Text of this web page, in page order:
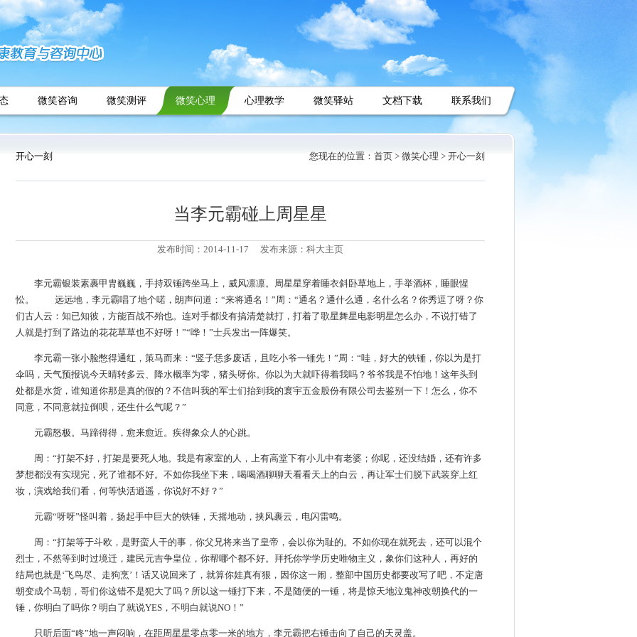
微笑咨询 微笑测评 微笑心理 心理教学 微笑驿站 文档下载 联系我们
开心一刻 您现在的位置： 首页 > 微笑心理 > 开心一刻
当李元霸碰上周星星
发布时间：2014-11-17 发布来源：科大主页
李元霸银装素裹甲胄巍巍，手持双锤跨坐马上，威风凛凛。周星星穿着睡衣斜卧草地上，手举酒杯，睡眼惺
忪。 远远地，李元霸唱了地个喏，朗声问道：“来将通名！”周：“通名？通什么通，名什么名？你秀逗了呀？你
们古人云：知已知彼，方能百战不殆也。连对手都没有搞清楚就打，打着了歌星舞星电影明星怎么办，不说打错了
人就是打到了路边的花花草草也不好呀！”“哗！”士兵发出一阵爆笑。
李元霸一张小脸憋得通红，策马而来：“竖子恁多废话，且吃小爷一锤先！”周：“哇，好大的铁锤，你以为是打
伞吗，天气预报说今天晴转多云、降水概率为零，猪头呀你。你以为大就吓得着我吗？爷爷我是不怕地！这年头到
处都是水货，谁知道你那是真的假的？不信叫我的军士们抬到我的寰宇五金股份有限公司去鉴别一下！怎么，你不
同意，不同意就拉倒呗，还生什么气呢？”
元霸怒极。马蹄得得，愈来愈近。疾得象众人的心跳。
周：“打架不好，打架是要死人地。我是有家室的人，上有高堂下有小儿中有老婆；你呢，还没结婚，还有许多
梦想都没有实现完，死了谁都不好。不如你我坐下来，喝喝酒聊聊天看看天上的白云，再让军士们脱下武装穿上红
妆，演戏给我们看，何等快活逍遥，你说好不好？”
元霸“呀呀”怪叫着，扬起手中巨大的铁锤，天摇地动，挟风裹云，电闪雷鸣。
周：“打架等于斗欧，是野蛮人干的事，你父兄将来当了皇帝，会以你为耻的。不如你现在就死去，还可以混个
烈士，不然等到时过境迁，建民元吉争皇位，你帮哪个都不好。拜托你学学历史唯物主义，象你们这种人，再好的
结局也就是‘飞鸟尽、走狗烹’！话又说回来了，就算你娃真有狠，因你这一闹，整部中国历史都要改写了吧，不定唐
朝变成个马朝，哥们你这错不是犯大了吗？所以这一锤打下来，不是随便的一锤，将是惊天地泣鬼神改朝换代的一
锤，你明白了吗你？明白了就说YES，不明白就说NO！”
只听后面“咚”地一声闷响，在距周星星零点零一米的地方，李元霸把右锤击向了自己的天灵盖。